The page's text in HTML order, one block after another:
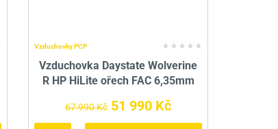
Vzduchovky PCP
Vzduchovka Daystate Wolverine
R HP HiLite ořech FAC 6,35mm
67 990 Kč 51 990 Kč